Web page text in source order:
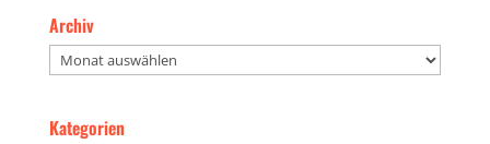
Archiv
Archiv
Kategorien